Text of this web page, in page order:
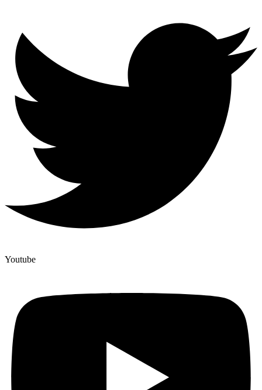
Youtube